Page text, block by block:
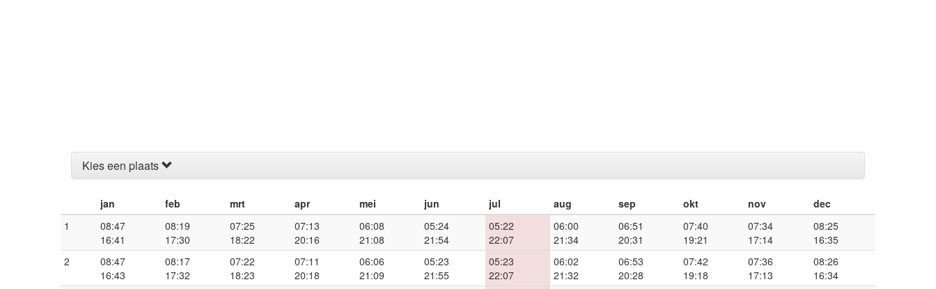
Kies een plaats
jan feb mrt apr mei jun jul aug sep okt nov
dec
1
08:47
16:41
08:19
17:30
07:25
18:22
07:13
20:16
06:08
21:08
05:24
21:54
05:22
22:07
06:00
21:34
06:51
20:31
07:40
19:21
07:34
17:14
08:25
16:35
2
08:47
16:43
08:17
17:32
07:22
18:23
07:11
20:18
06:06
21:09
05:23
21:55
05:23
22:07
06:02
21:32
06:53
20:28
07:42
19:18
07:36
17:13
08:26
16:34